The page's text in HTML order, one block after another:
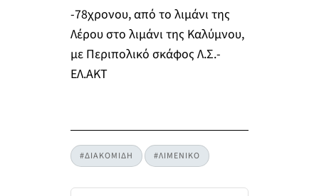
-78χρονου, από το λιμάνι της
Λέρου στο λιμάνι της Καλύμνου,
με Περιπολικό σκάφος Λ.Σ.-
ΕΛ.ΑΚΤ
#ΔΙΑΚΟΜΙΔΗ #ΛΙΜΕΝΙΚΟ